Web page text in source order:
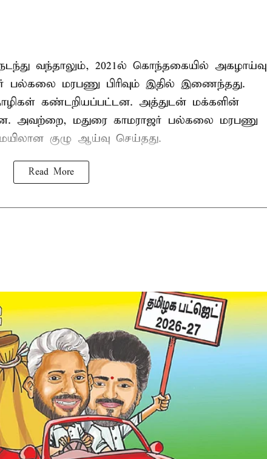
வந்தாலும், 2021ல் கொந்தகையில் அகழாய்வு
பல்கலை மரபணு பிரிவும் இதில் இணைந்தது.
கண்டறியப்பட்டன. அத்துடன் மக்களின்
அவற்றை, மதுரை காமராஜர் பல்கலை மரபணு
குழு ஆய்வு செய்தது.
Read More